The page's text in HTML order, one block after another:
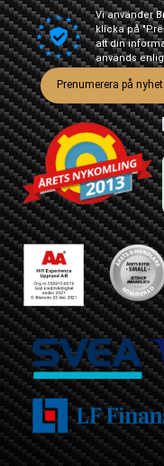
Vi använder
klicka på
att din
används
Prenumerera på